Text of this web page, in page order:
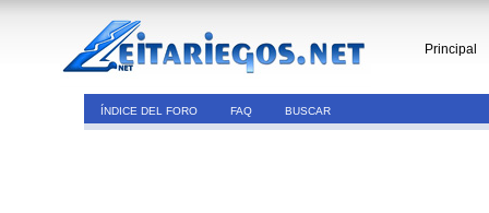
Principal
ÍNDICE DEL FORO FAQ BUSCAR